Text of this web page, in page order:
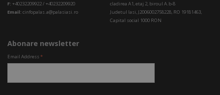
F: +40232209922 / +40232209920
Email: cinfopalas.a@palasiasi.ro
cladirea A1, etaj 2, biroul A.b-8
Judetul Iasi, J2006002758228, RO 19181463,
Capital social 1000 RON
Abonare newsletter
Email Address*